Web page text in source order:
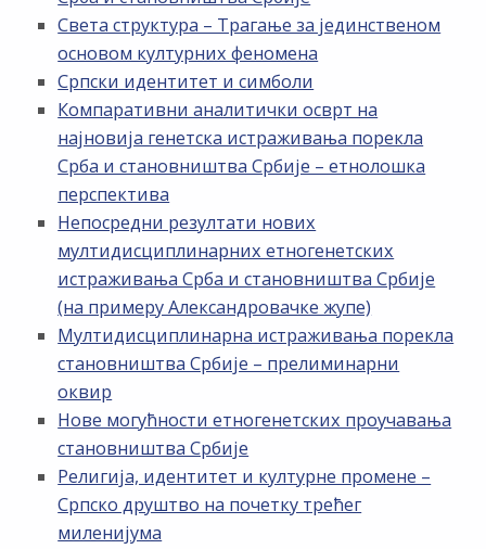
Света структура – Трагање за јединственом
основом културних феномена
Српски идентитет и симболи
Компаративни аналитички осврт на
најновија генетска истраживања порекла
Срба и становништва Србије – етнолошка
перспектива
Непосредни резултати нових
мултидисциплинарних етногенетских
истраживања Срба и становништва Србије
(на примеру Александровачке жупе)
Мултидисциплинарна истраживања порекла
становништва Србије – прелиминарни
оквир
Нове могућности етногенетских проучавања
становништва Србије
Религија, идентитет и културне промене –
Српско друштво на почетку трећег
миленијума